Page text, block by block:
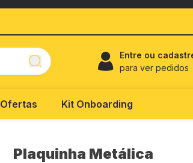
Entre ou
para ver pedidos
Ofertas Kit Onboarding
Plaquinha Metálica